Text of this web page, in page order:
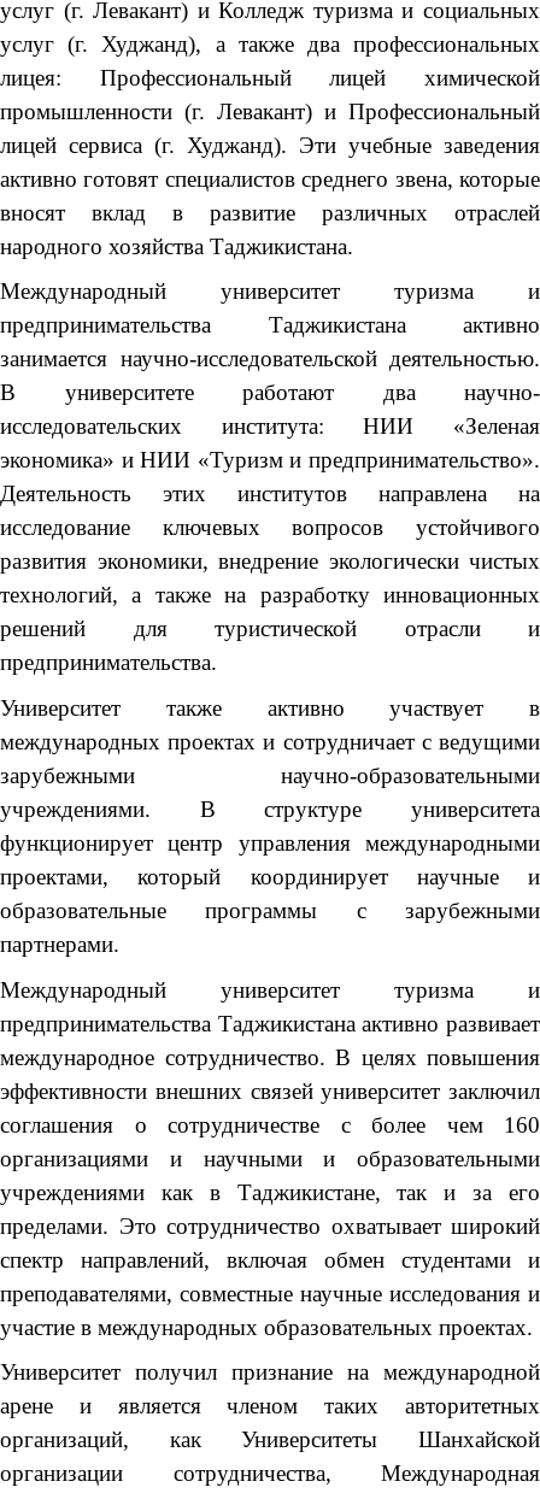
услуг (г. Левакант) и Колледж туризма и социальных
услуг (г. Худжанд), а также два профессиональных
лицея: Профессиональный лицей химической
промышленности (г. Левакант) и Профессиональный
лицей сервиса (г. Худжанд). Эти учебные заведения
активно готовят специалистов среднего звена, которые
вносят вклад в развитие различных отраслей
народного хозяйства Таджикистана.
Международный университет туризма и
предпринимательства Таджикистана активно
занимается научно-исследовательской деятельностью.
В университете работают два научно-
исследовательских института: НИИ «Зеленая
экономика» и НИИ «Туризм и предпринимательство».
Деятельность этих институтов направлена на
исследование ключевых вопросов устойчивого
развития экономики, внедрение экологически чистых
технологий, а также на разработку инновационных
решений для туристической отрасли и
предпринимательства.
Университет также активно участвует в
международных проектах и сотрудничает с ведущими
зарубежными научно-образовательными
учреждениями. В структуре университета
функционирует центр управления международными
проектами, который координирует научные и
образовательные программы с зарубежными
партнерами.
Международный университет туризма и
предпринимательства Таджикистана активно развивает
международное сотрудничество. В целях повышения
эффективности внешних связей университет заключил
соглашения о сотрудничестве с более чем 160
организациями и научными и образовательными
учреждениями как в Таджикистане, так и за его
пределами. Это сотрудничество охватывает широкий
спектр направлений, включая обмен студентами и
преподавателями, совместные научные исследования и
участие в международных образовательных проектах.
Университет получил признание на международной
арене и является членом таких авторитетных
организаций, как Университеты Шанхайской
организации сотрудничества, Международная